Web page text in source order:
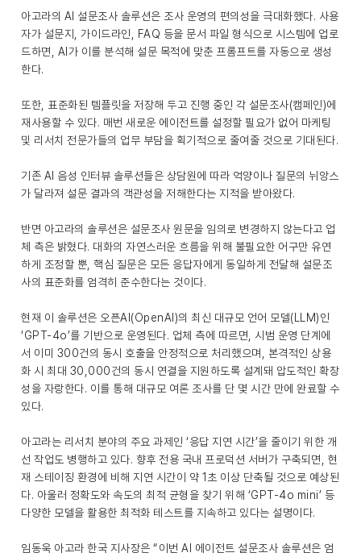
아고라의 AI 설문조사 솔루션은 조사 운영의 편의성을 극대화했다. 사용
자가 설문지, 가이드라인, FAQ 등을 문서 파일 형식으로 시스템에 업로
드하면, AI가 이를 분석해 설문 목적에 맞춘 프롬프트를 자동으로 생성
한다.
또한, 표준화된 템플릿을 저장해 두고 진행 중인 각 설문조사(캠페인)에
재사용할 수 있다. 매번 새로운 에이전트를 설정할 필요가 없어 마케팅
및 리서치 전문가들의 업무 부담을 획기적으로 줄여줄 것으로 기대된다.
기존 AI 음성 인터뷰 솔루션들은 상담원에 따라 억양이나 질문의 뉘앙스
가 달라져 설문 결과의 객관성을 저해한다는 지적을 받아왔다.
반면 아고라의 솔루션은 설문조사 원문을 임의로 변경하지 않는다고 업
체 측은 밝혔다. 대화의 자연스러운 흐름을 위해 불필요한 어구만 유연
하게 조정할 뿐, 핵심 질문은 모든 응답자에게 동일하게 전달해 설문조
사의 표준화를 엄격히 준수한다는 것이다.
현재 이 솔루션은 오픈AI(OpenAI)의 최신 대규모 언어 모델(LLM)인
‘GPT-4o’를 기반으로 운영된다. 업체 측에 따르면, 시범 운영 단계에
서 이미 300건의 동시 호출을 안정적으로 처리했으며, 본격적인 상용
화 시 최대 30,000건의 동시 연결을 지원하도록 설계돼 압도적인 확장
성을 자랑한다. 이를 통해 대규모 여론 조사를 단 몇 시간 만에 완료할 수
있다.
아고라는 리서치 분야의 주요 과제인 ‘응답 지연 시간’을 줄이기 위한 개
선 작업도 병행하고 있다. 향후 전용 국내 프로덕션 서버가 구축되면, 현
재 스테이징 환경에 비해 지연 시간이 약 1초 이상 단축될 것으로 예상된
다. 아울러 정확도와 속도의 최적 균형을 찾기 위해 ‘GPT-4o mini’ 등
다양한 모델을 활용한 최적화 테스트를 지속하고 있다는 설명이다.
임동욱 아고라 한국 지사장은 “이번 AI 에이전트 설문조사 솔루션은 엄